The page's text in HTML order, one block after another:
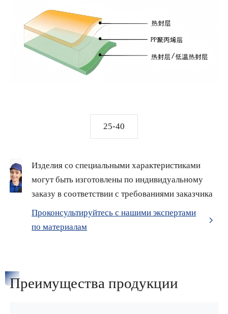
25-40
Изделия со специальными характеристиками
могут быть изготовлены по индивидуальному
заказу в соответствии с требованиями заказчика
Проконсультируйтесь с нашими экспертами
по материалам
Преимущества продукции